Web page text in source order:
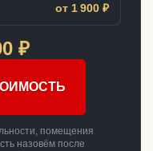
от 1 900 ₽
₽
помещения
назовём после